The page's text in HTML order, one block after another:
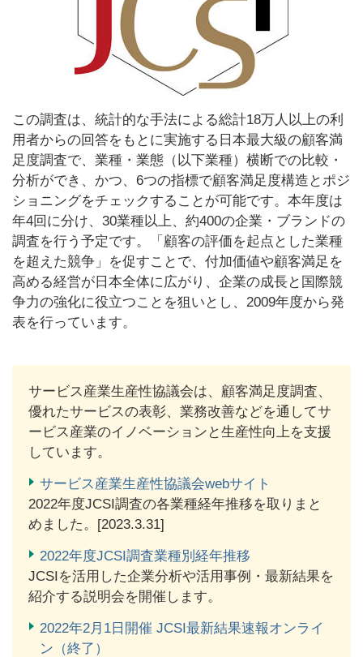
この調査は、統計的な手法による総計18万人以上の利
用者からの回答をもとに実施する日本最大級の顧客満
足度調査で、業種・業態（以下業種）横断での比較・
分析ができ、かつ、6つの指標で顧客満足度構造とポジ
ショニングをチェックすることが可能です。本年度は
年4回に分け、30業種以上、約400の企業・ブランドの
調査を行う予定です。「顧客の評価を起点とした業種
を超えた競争」を促すことで、付加価値や顧客満足を
高める経営が日本全体に広がり、企業の成長と国際競
争力の強化に役立つことを狙いとし、2009年度から発
表を行っています。
サービス産業生産性協議会は、顧客満足度調査、
優れたサービスの表彰、業務改善などを通してサ
ービス産業のイノベーションと生産性向上を支援
しています。
サービス産業生産性協議会webサイト
2022年度JCSI調査の各業種経年推移を取りまと
めました。[2023.3.31]
2022年度JCSI調査業種別経年推移
JCSIを活用した企業分析や活用事例・最新結果を
紹介する説明会を開催します。
2022年2月1日開催 JCSI最新結果速報オンライ
ン（終了）